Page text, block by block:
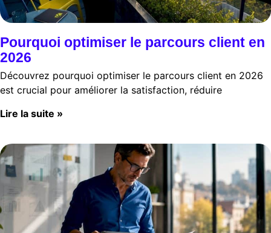
Pourquoi optimiser le parcours client en
2026
Découvrez pourquoi optimiser le parcours client en 2026
est crucial pour améliorer la satisfaction, réduire
Lire la suite »